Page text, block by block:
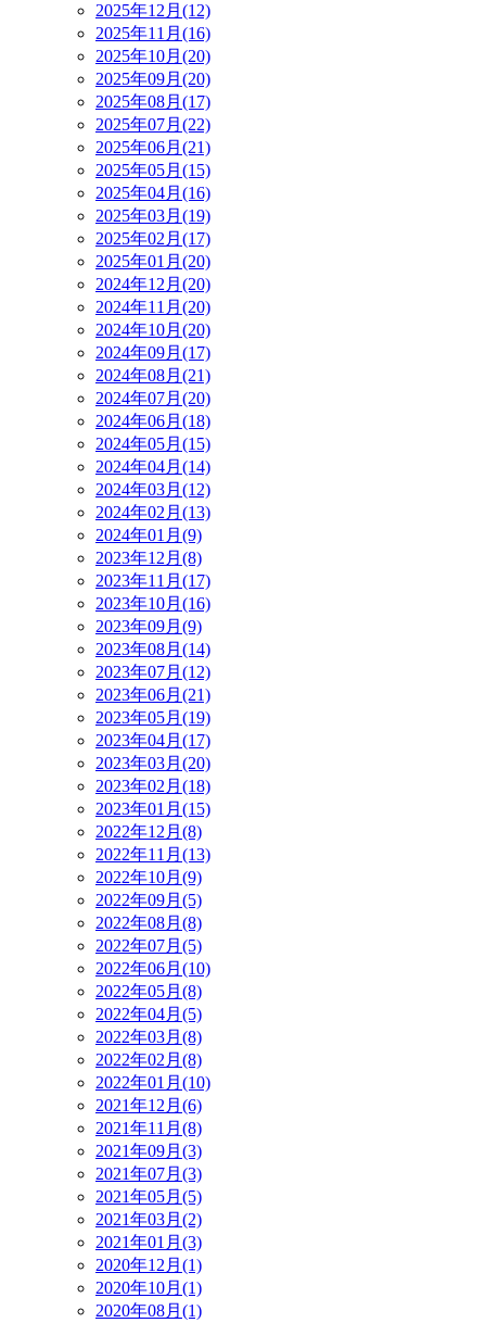
2025年12月(12)
2025年11月(16)
2025年10月(20)
2025年09月(20)
2025年08月(17)
2025年07月(22)
2025年06月(21)
2025年05月(15)
2025年04月(16)
2025年03月(19)
2025年02月(17)
2025年01月(20)
2024年12月(20)
2024年11月(20)
2024年10月(20)
2024年09月(17)
2024年08月(21)
2024年07月(20)
2024年06月(18)
2024年05月(15)
2024年04月(14)
2024年03月(12)
2024年02月(13)
2024年01月(9)
2023年12月(8)
2023年11月(17)
2023年10月(16)
2023年09月(9)
2023年08月(14)
2023年07月(12)
2023年06月(21)
2023年05月(19)
2023年04月(17)
2023年03月(20)
2023年02月(18)
2023年01月(15)
2022年12月(8)
2022年11月(13)
2022年10月(9)
2022年09月(5)
2022年08月(8)
2022年07月(5)
2022年06月(10)
2022年05月(8)
2022年04月(5)
2022年03月(8)
2022年02月(8)
2022年01月(10)
2021年12月(6)
2021年11月(8)
2021年09月(3)
2021年07月(3)
2021年05月(5)
2021年03月(2)
2021年01月(3)
2020年12月(1)
2020年10月(1)
2020年08月(1)